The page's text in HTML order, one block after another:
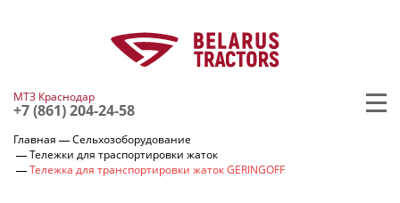
МТЗ Краснодар
+7 (861) 204-24-58
Главная
Сельхозоборудование
Тележки для траспортировки жаток
Тележка для транспортировки жаток GERINGOFF